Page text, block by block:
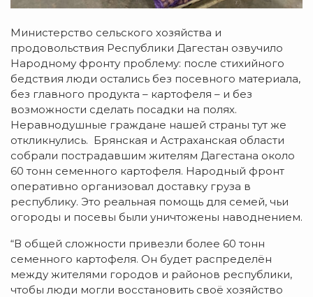
Министерство сельского хозяйства и
продовольствия Республики Дагестан озвучило
Народному фронту проблему: после стихийного
бедствия люди остались без посевного материала,
без главного продукта – картофеля – и без
возможности сделать посадки на полях.
Неравнодушные граждане нашей страны тут же
откликнулись. Брянская и Астраханская области
собрали пострадавшим жителям Дагестана около
60 тонн семенного картофеля. Народный фронт
оперативно организовал доставку груза в
республику. Это реальная помощь для семей, чьи
огороды и посевы были уничтожены наводнением.
“В общей сложности привезли более 60 тонн
семенного картофеля. Он будет распределён
между жителями городов и районов республики,
чтобы люди могли восстановить своё хозяйство